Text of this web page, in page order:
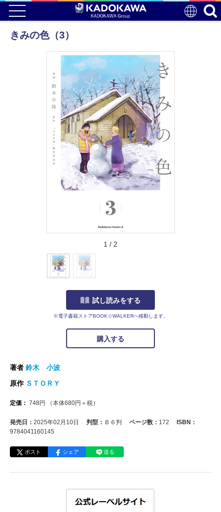
きみの色（3）
1 / 2
試し読みをする
※電子書籍ストアBOOK☆WALKERへ移動します。
購入する
著者 鈴木 小波
原作 ＳＴＯＲＹ
定価： 748円 （本体680円＋税）
発売日： 2025年02月10日 判型： Ｂ６判 ページ数： 172
ISBN：
9784041160145
ポスト シェア 送る